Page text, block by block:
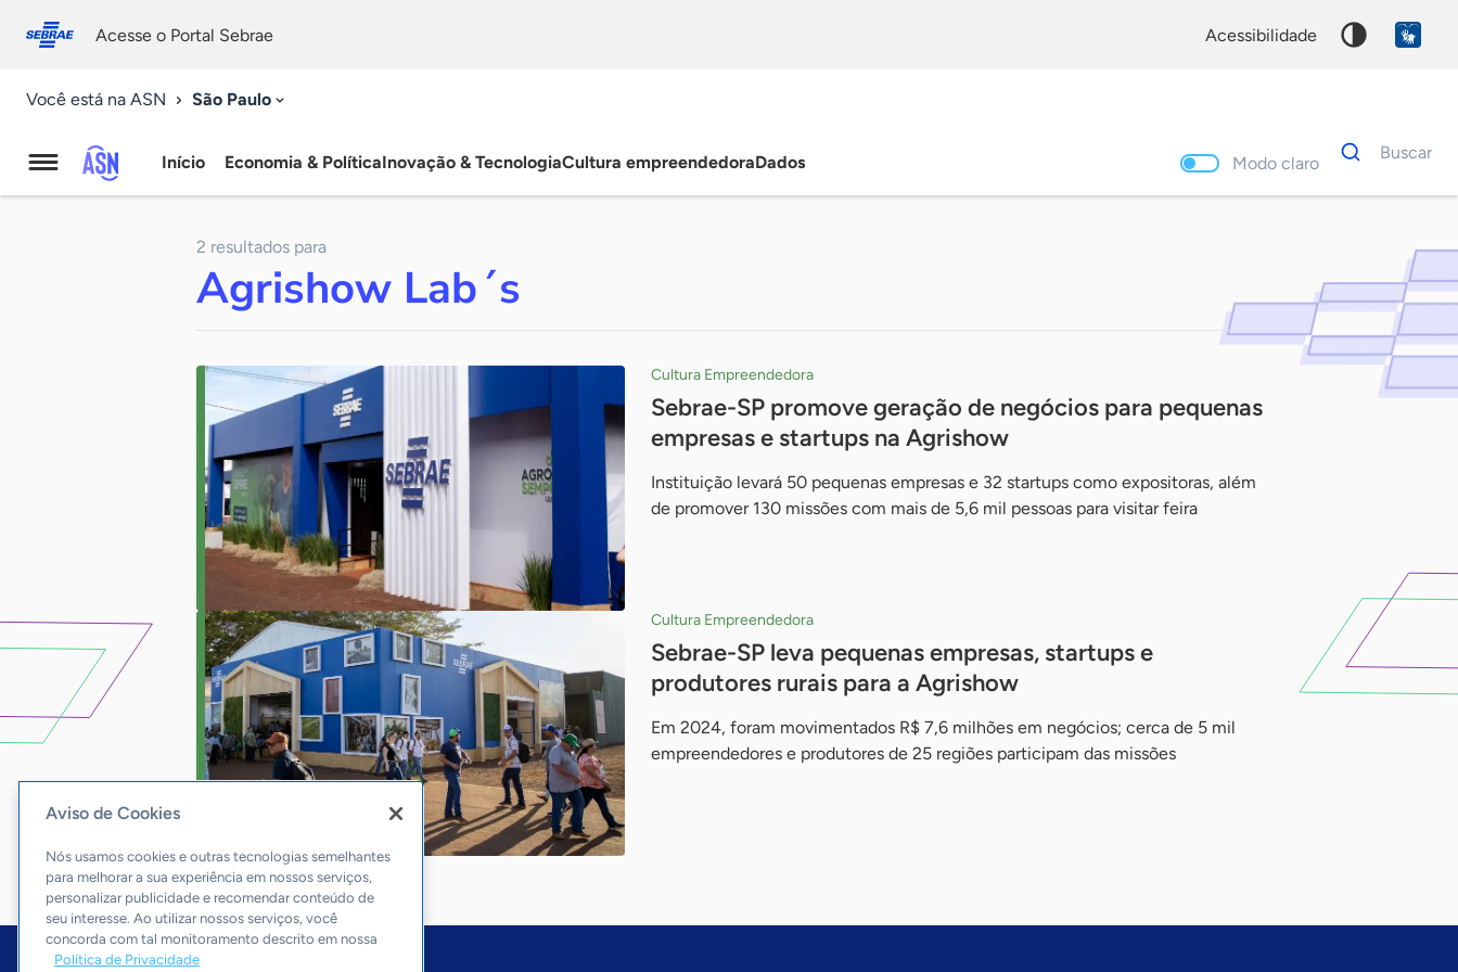
conosco
Acesse o Portal Sebrae acessibilidade
Você está na ASN São Paulo
Agência
Notícias
Início Economia & PolíticaInovação & TecnologiaCultura empreendedoraDados Modo claro
Dados
para
Buscar
2 resultados para
Agrishow Lab´s
Cultura Empreendedora
Sebrae-SP promove geração de negócios para pequenas
empresas e startups na Agrishow
Instituição levará 50 pequenas empresas e 32 startups como expositoras, além
de promover 130 missões com mais de 5,6 mil pessoas para visitar feira
Cultura Empreendedora
Sebrae-SP leva pequenas empresas, startups e
produtores rurais para a Agrishow
Em 2024, foram movimentados R$ 7,6 milhões em negócios; cerca de 5 mil
empreendedores e produtores de 25 regiões participam das missões
Aviso de Cookies
Nós usamos cookies e outras tecnologias semelhantes
para melhorar a sua experiência em nossos serviços,
personalizar publicidade e recomendar conteúdo de
seu interesse. Ao utilizar nossos serviços, você
concorda com tal monitoramento descrito em nossa
Política de Privacidade